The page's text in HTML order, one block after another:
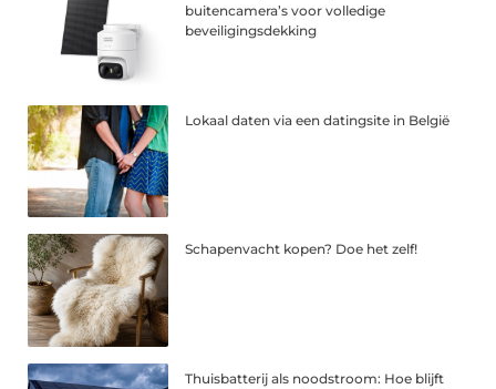
buitencamera’s voor volledige
beveiligingsdekking
Lokaal daten via een datingsite in België
Schapenvacht kopen? Doe het zelf!
Thuisbatterij als noodstroom: Hoe blijft